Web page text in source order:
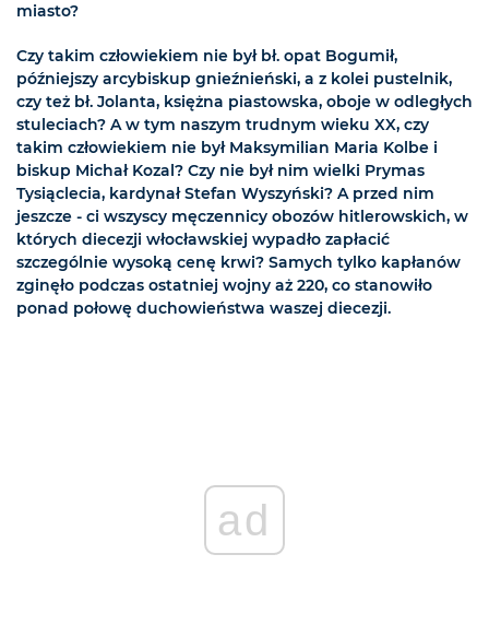
miasto?
Czy takim człowiekiem nie był bł. opat Bogumił,
późniejszy arcybiskup gnieźnieński, a z kolei pustelnik,
czy też bł. Jolanta, księżna piastowska, oboje w odległych
stuleciach? A w tym naszym trudnym wieku XX, czy
takim człowiekiem nie był Maksymilian Maria Kolbe i
biskup Michał Kozal? Czy nie był nim wielki Prymas
Tysiąclecia, kardynał Stefan Wyszyński? A przed nim
jeszcze - ci wszyscy męczennicy obozów hitlerowskich, w
których diecezji włocławskiej wypadło zapłacić
szczególnie wysoką cenę krwi? Samych tylko kapłanów
zginęło podczas ostatniej wojny aż 220, co stanowiło
ponad połowę duchowieństwa waszej diecezji.
ad